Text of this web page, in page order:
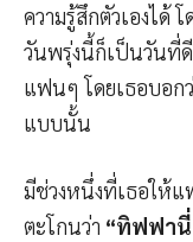
ความรู้สึกตัวเองได้
วันพรุ่งนี้ก็เป็นวันที่
แฟนๆ โดยเธอบอก
แบบนั้น
มีช่วงหนึ่งที่เธอให้
ตะโกนว่า “ทิฟฟานี่